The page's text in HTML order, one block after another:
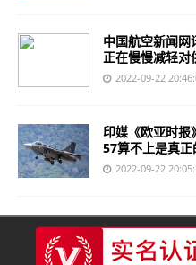
中国航空新闻网
正在慢慢减轻对
2022-09-22
印媒《欧亚时报
57算不上是真正
2022-09-22